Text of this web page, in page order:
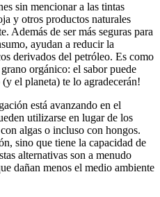
sin mencionar a las tintas
y otros productos naturales
Además de ser más seguras para
ayudan a reducir la
derivados del petróleo. Es como
orgánico: el sabor puede
el planeta) te lo agradecerán!
está avanzando en el
utilizarse en lugar de los
algas o incluso con hongos.
sino que tiene la capacidad de
alternativas son a menudo
dañan menos el medio ambiente